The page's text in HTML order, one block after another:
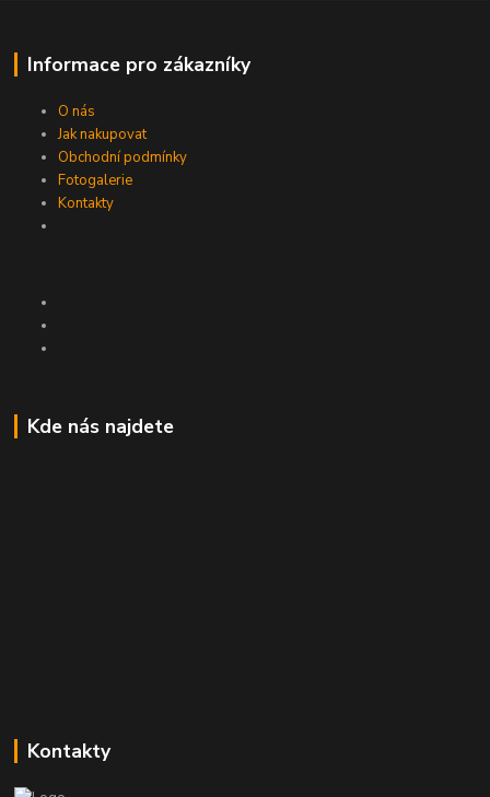
Informace pro zákazníky
O nás
Jak nakupovat
Obchodní podmínky
Fotogalerie
Kontakty
Kde nás najdete
Kontakty